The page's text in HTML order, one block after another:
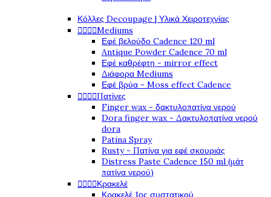
Κόλλες Decoupage | Υλικά Χειροτεχνίας
Mediums
Εφέ βελούδο Cadence 120 ml
Antique Powder Cadence 70 ml
Εφέ καθρέφτη - mirror effect
Διάφορα Mediums
Εφέ βρύα - Moss effect Cadence
Πατίνες
Finger wax - δακτυλοπατίνα νερού
Dora finger wax - Δακτυλοπατίνα νερού
dora
Patina Spray
Rusty - Πατίνα για εφέ σκουριάς
Distress Paste Cadence 150 ml (μάτ
πατίνα νερού)
Κρακελέ
Κρακελέ 1ος συστατικού